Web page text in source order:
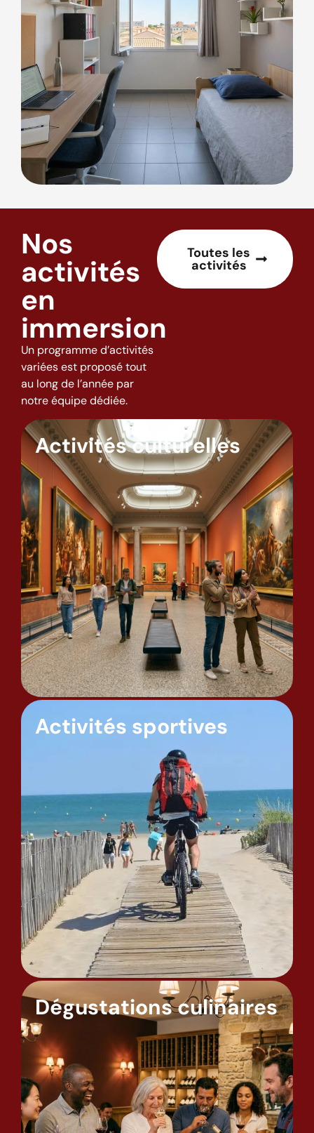
Nos
activités
en
immersion
Un programme d’activités
variées est proposé tout
au long de l’année par
notre équipe dédiée.
Toutes les
activités
Activités culturelles
Activités sportives
Dégustations culinaires